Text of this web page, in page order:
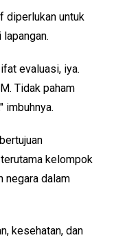
diperlukan untuk
evaluasi, iya.
Tidak paham
imbuhnya.
kelompok
negara dalam
kesehatan, dan